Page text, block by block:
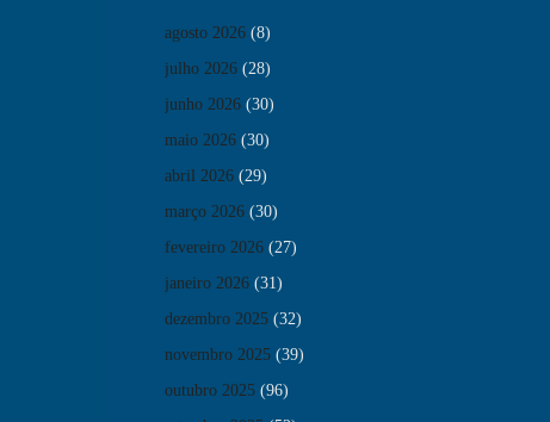
agosto 2026 (8)
julho 2026 (28)
junho 2026 (30)
maio 2026 (30)
abril 2026 (29)
março 2026 (30)
fevereiro 2026 (27)
janeiro 2026 (31)
dezembro 2025 (32)
novembro 2025 (39)
outubro 2025 (96)